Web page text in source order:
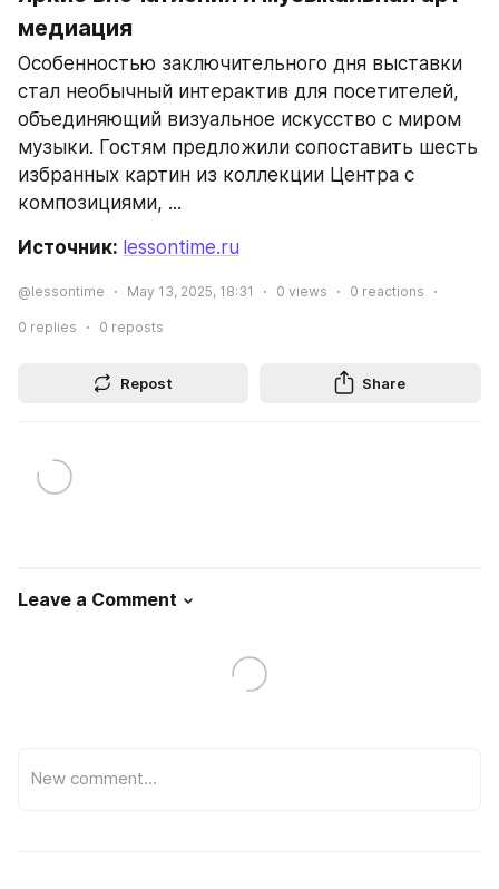
медиация
Особенностью заключительного дня выставки
стал необычный интерактив для посетителей,
объединяющий визуальное искусство c миром
музыки. Гостям предложили сопоставить шесть
избранных картин из коллекции Центра с
композициями, ...
Источник: lessontime.ru
@lessontime May 13, 2025, 18:31 0 views 0 reactions
0 replies 0 reposts
Repost Share
Leave a Comment